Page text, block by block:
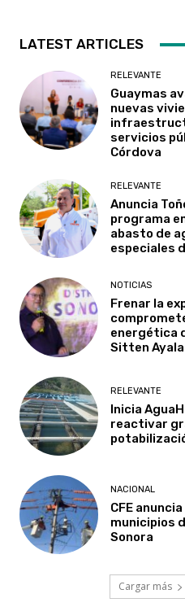
LATEST ARTICLES
RELEVANTE
Guaymas
nuevas
servicios
Córdova
RELEVANTE
Anuncia
programa
abasto de
especiales
NOTICIAS
Frenar la
energética
Sitten Ayala
RELEVANTE
Inicia
reactivar
NACIONAL
CFE
municipios
Sonora
Cargar más